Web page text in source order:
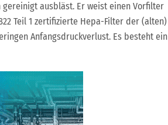
ausbläst. Er weist einen Vorfilter
Teil 1 zertifizierte Hepa-Filter der (alten)
Anfangsdruckverlust. Es besteht ein